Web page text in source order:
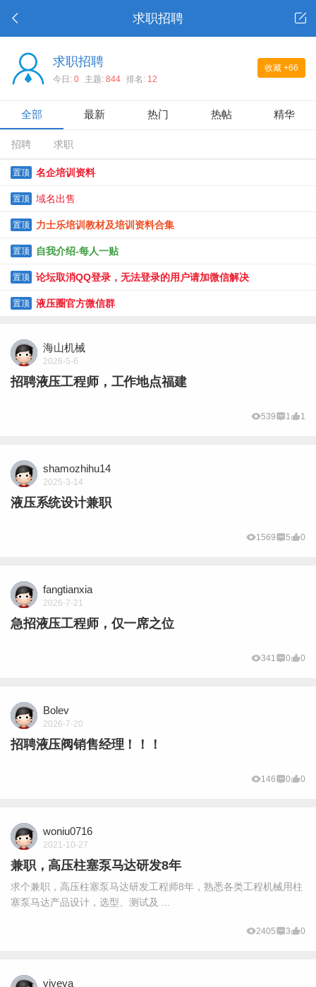
求职招聘
收藏 +66
求职招聘
今日: 0 主题: 844 排名: 12
全部 最新 热门 热帖 精华
招聘 求职
置顶 名企培训资料
置顶 域名出售
置顶 力士乐培训教材及培训资料合集
置顶 自我介绍-每人一贴
置顶 论坛取消QQ登录，无法登录的用户请加微信解决
置顶 液压圈官方微信群
海山机械
2026-5-6
招聘液压工程师，工作地点福建
539 1 1
shamozhihu14
2025-3-14
液压系统设计兼职
1569 5 0
fangtianxia
2026-7-21
急招液压工程师，仅一席之位
341 0 0
Bolev
2026-7-20
招聘液压阀销售经理！！！
146 0 0
woniu0716
2021-10-27
兼职，高压柱塞泵马达研发8年
求个兼职，高压柱塞泵马达研发工程师8年，熟悉各类工程机械用柱
塞泵马达产品设计，选型、测试及 ...
2405 3 0
yjyeya